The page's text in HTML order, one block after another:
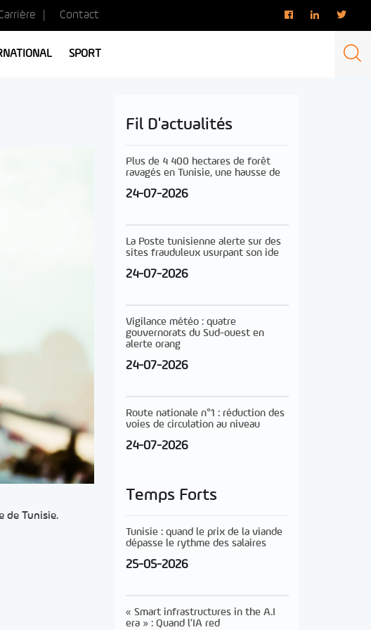
Contact
SPORT
de Tunisie.
Fil D'actualités
Plus de 4 400 hectares de forêt
ravagés en Tunisie, une hausse de
24-07-2026
La Poste tunisienne alerte sur des
sites frauduleux usurpant son ide
24-07-2026
Vigilance météo : quatre
gouvernorats du Sud-ouest en
alerte orang
24-07-2026
Route nationale n°1 : réduction des
voies de circulation au niveau
24-07-2026
Temps Forts
Tunisie : quand le prix de la viande
dépasse le rythme des salaires
25-05-2026
« Smart infrastructures in the A.I
era » : Quand l’IA red